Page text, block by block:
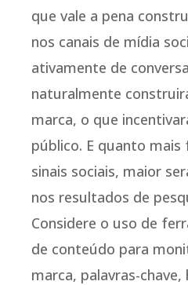
que vale a pena
nos canais de mídia
ativamente de
naturalmente
marca, o que
público. E quanto
sinais sociais, maior
nos resultados de
Considere o uso de
de conteúdo para
marca, palavras-